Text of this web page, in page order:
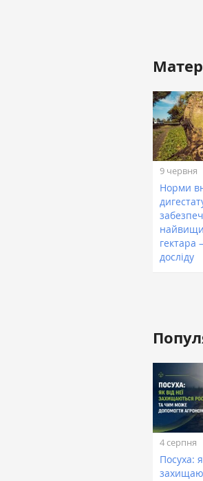
9 червня
Норми
гектара
досліду
4 серпня
Посуха: